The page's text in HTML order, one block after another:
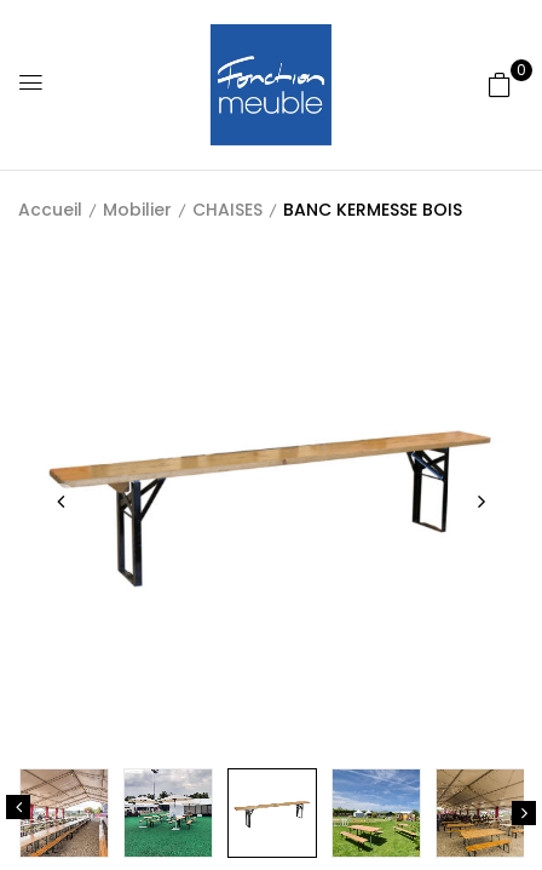
0
Accueil Mobilier CHAISES BANC KERMESSE BOIS